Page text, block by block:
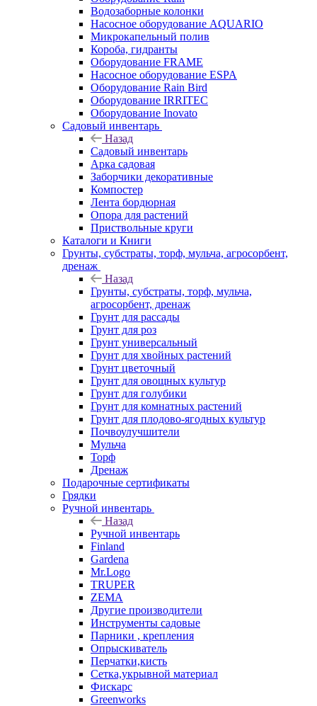
Водозаборные колонки
Насосное оборудование AQUARIO
Микрокапельный полив
Короба, гидранты
Оборудование FRAME
Насосное оборудование ESPA
Оборудование Rain Bird
Оборудование IRRITEC
Оборудование Inovato
Садовый инвентарь
Назад
Садовый инвентарь
Арка садовая
Заборчики декоративные
Компостер
Лента бордюрная
Опора для растений
Приствольные круги
Каталоги и Книги
Грунты, субстраты, торф, мульча, агросорбент,
дренаж
Назад
Грунты, субстраты, торф, мульча,
агросорбент, дренаж
Грунт для рассады
Грунт для роз
Грунт универсальный
Грунт для хвойных растений
Грунт цветочный
Грунт для овощных культур
Грунт для голубики
Грунт для комнатных растений
Грунт для плодово-ягодных культур
Почвоулучшители
Мульча
Торф
Дренаж
Подарочные сертификаты
Грядки
Ручной инвентарь
Назад
Ручной инвентарь
Finland
Gardena
Mr.Logo
TRUPER
ZEMA
Другие производители
Инструменты садовые
Парники , крепления
Опрыскиватель
Перчатки,кисть
Сетка,укрывной материал
Фискарс
Greenworks